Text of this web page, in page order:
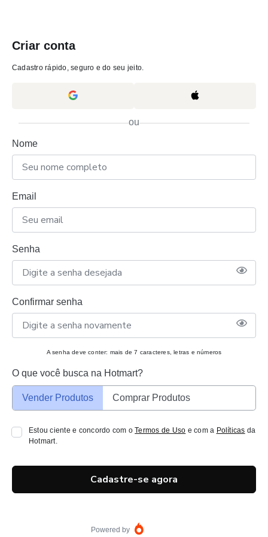
Criar conta
Cadastro rápido, seguro e do seu jeito.
ou
Nome
Email
Senha
Confirmar senha
A senha deve conter: mais de 7 caracteres, letras e números
O que você busca na Hotmart?
Vender Produtos Comprar Produtos
Estou ciente e concordo com oTermos de Uso e com a Políticas da
Hotmart.
Cadastre-se agora
Powered by